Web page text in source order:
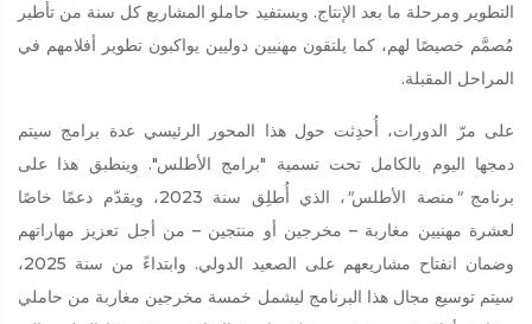
التطوير ومرحلة ما بعد الإنتاج. ويستفيد حاملو المشاريع كل سنة من تأطير
مُصمَّم خصيصًا لهم، كما يلتقون مهنيين دوليين يواكبون تطوير أفلامهم في
المراحل المقبلة.
على مرّ الدورات، أُحدِثت حول هذا المحور الرئيسي عدة برامج سيتم
دمجها اليوم بالكامل تحت تسمية "برامج الأطلس". وينطبق هذا على
برنامج"منصة الأطلس"
، الذي أُطلِق سنة 2023، ويقدّم دعمًا خاصًا
لعشرة مهنيين مغاربة – مخرجين أو منتجين – من أجل تعزيز مهاراتهم
وضمان انفتاح مشاريعهم على الصعيد الدولي. وابتداءً من سنة 2025،
سيتم توسيع مجال هذا البرنامج ليشمل خمسة مخرجين مغاربة من حاملي